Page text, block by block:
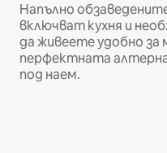
Напълно
включват кухня и
да живеете удобно за
перфектната
под наем.